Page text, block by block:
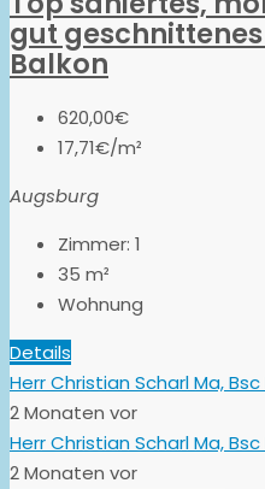
gut
Balkon
620,00€
17,71€/m²
Augsburg
Zimmer: 1
35 m²
Wohnung
Details
Herr Christian Scharl Ma,
2 Monaten vor
Herr Christian Scharl Ma,
2 Monaten vor